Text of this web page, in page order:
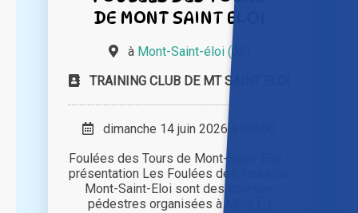
DE MONT SAINT ELOI
à Mont-Saint-éloi (62)
TRAINING CLUB DE MT SAINT ELOI
dimanche 14 juin 2026 à 09h00
Foulées des Tours de Mont-Saint-Eloi -
présentation Les Foulées des Tours de
Mont-Saint-Eloi sont des courses
pédestres organisées à Mont [...]